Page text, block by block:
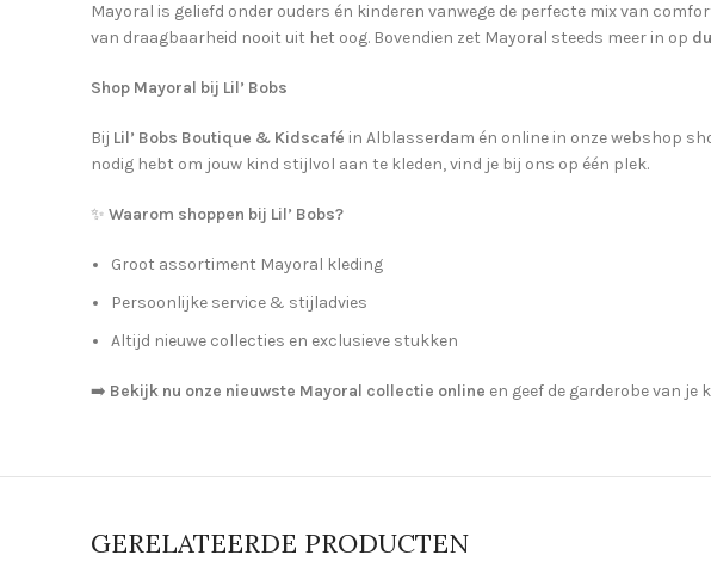
Mayoral is geliefd onder ouders én kinderen vanwege de perfecte mix van
van draagbaarheid nooit uit het oog. Bovendien zet Mayoral steeds meer in op
Shop Mayoral bij Lil’ Bobs
Bij Lil’ Bobs Boutique & Kidscafé in Alblasserdam én online in onze webshop
nodig hebt om jouw kind stijlvol aan te kleden, vind je bij ons op één plek.
✨ Waarom shoppen bij Lil’ Bobs?
Groot assortiment Mayoral kleding
Persoonlijke service & stijladvies
Altijd nieuwe collecties en exclusieve stukken
➡️ Bekijk nu onze nieuwste Mayoral collectie online en geef de garderobe van je
GERELATEERDE PRODUCTEN